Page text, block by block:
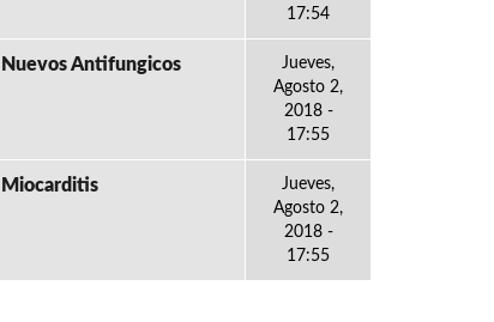
17:54
Nuevos Antifungicos
Jueves,
Agosto 2,
2018 -
17:55
Miocarditis
Jueves,
Agosto 2,
2018 -
17:55